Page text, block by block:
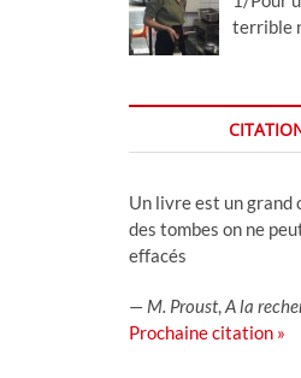
terrible
Un livre est un grand
des tombes on ne
effacés
— M. Proust,A la
Prochaine citation »